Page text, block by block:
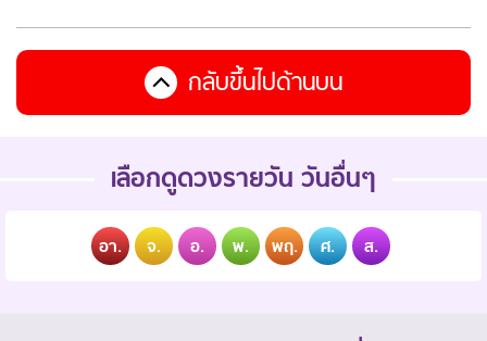
กลับขึ้นไปด้านบน
เลือกดูดวงรายวัน วันอื่นๆ
อา. จ. อ. พ. พฤ. ศ. ส.